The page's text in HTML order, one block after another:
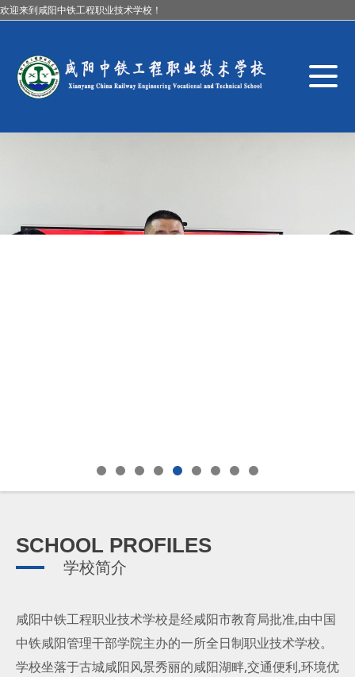
欢迎来到咸阳中铁工程职业技术学校！
导
航
换
SCHOOL PROFILES
学校简介
咸阳中铁工程职业技术学校是经咸阳市教育局批准,由中国
中铁咸阳管理干部学院主办的一所全日制职业技术学校。
学校坐落于古城咸阳风景秀丽的咸阳湖畔,交通便利,环境优